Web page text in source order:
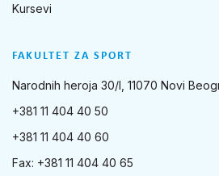
FAKULTET ZA SPORT
Narodnih heroja 30/I, 11070 Novi
+381 11 404 40 50
+381 11 404 40 60
Fax: +381 11 404 40 65
Kursevi